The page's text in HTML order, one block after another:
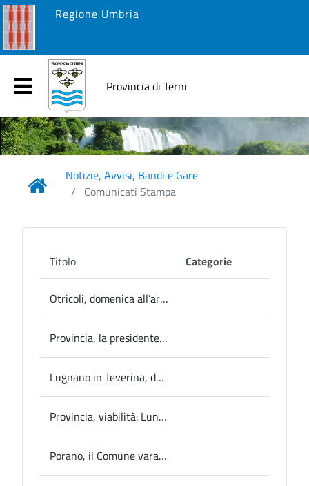
Regione Umbria
Provincia di Terni
Notizie, Avvisi, Bandi e Gare
Comunicati Stampa
Titolo Categorie
Otricoli, domenica all’area archeologica la rievocazione del giuramento di fedeltà a Roma e all’Imperatore
Provincia, la presidente Pernazza presenta in Consiglio il progetto di riorganizzazione dell’ente
Lugnano in Teverina, dalla Cena del Ghetto un aiuto alla ricerca contro il cancro
Provincia, viabilità: Lunedì iniziano i lavori sulla SP 4 a Montefranco
Porano, il Comune vara il progetto di abbattimento del digital divide